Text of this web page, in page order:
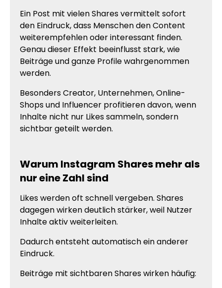
Ein Post mit vielen Shares vermittelt sofort
den Eindruck, dass Menschen den Content
weiterempfehlen oder interessant finden.
Genau dieser Effekt beeinflusst stark, wie
Beiträge und ganze Profile wahrgenommen
werden.
Besonders Creator, Unternehmen, Online-
Shops und Influencer profitieren davon, wenn
Inhalte nicht nur Likes sammeln, sondern
sichtbar geteilt werden.
Warum Instagram Shares mehr als
nur eine Zahl sind
Likes werden oft schnell vergeben. Shares
dagegen wirken deutlich stärker, weil Nutzer
Inhalte aktiv weiterleiten.
Dadurch entsteht automatisch ein anderer
Eindruck.
Beiträge mit sichtbaren Shares wirken häufig: